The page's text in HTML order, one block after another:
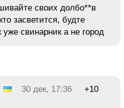
своих долбо**в
засветится, будте
свинарник а не город
30 дек, 17:36 +10